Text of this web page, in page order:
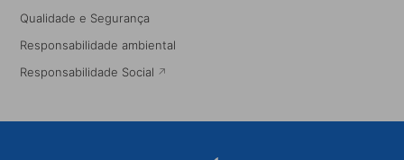
Qualidade e Segurança
Responsabilidade ambiental
Responsabilidade Social